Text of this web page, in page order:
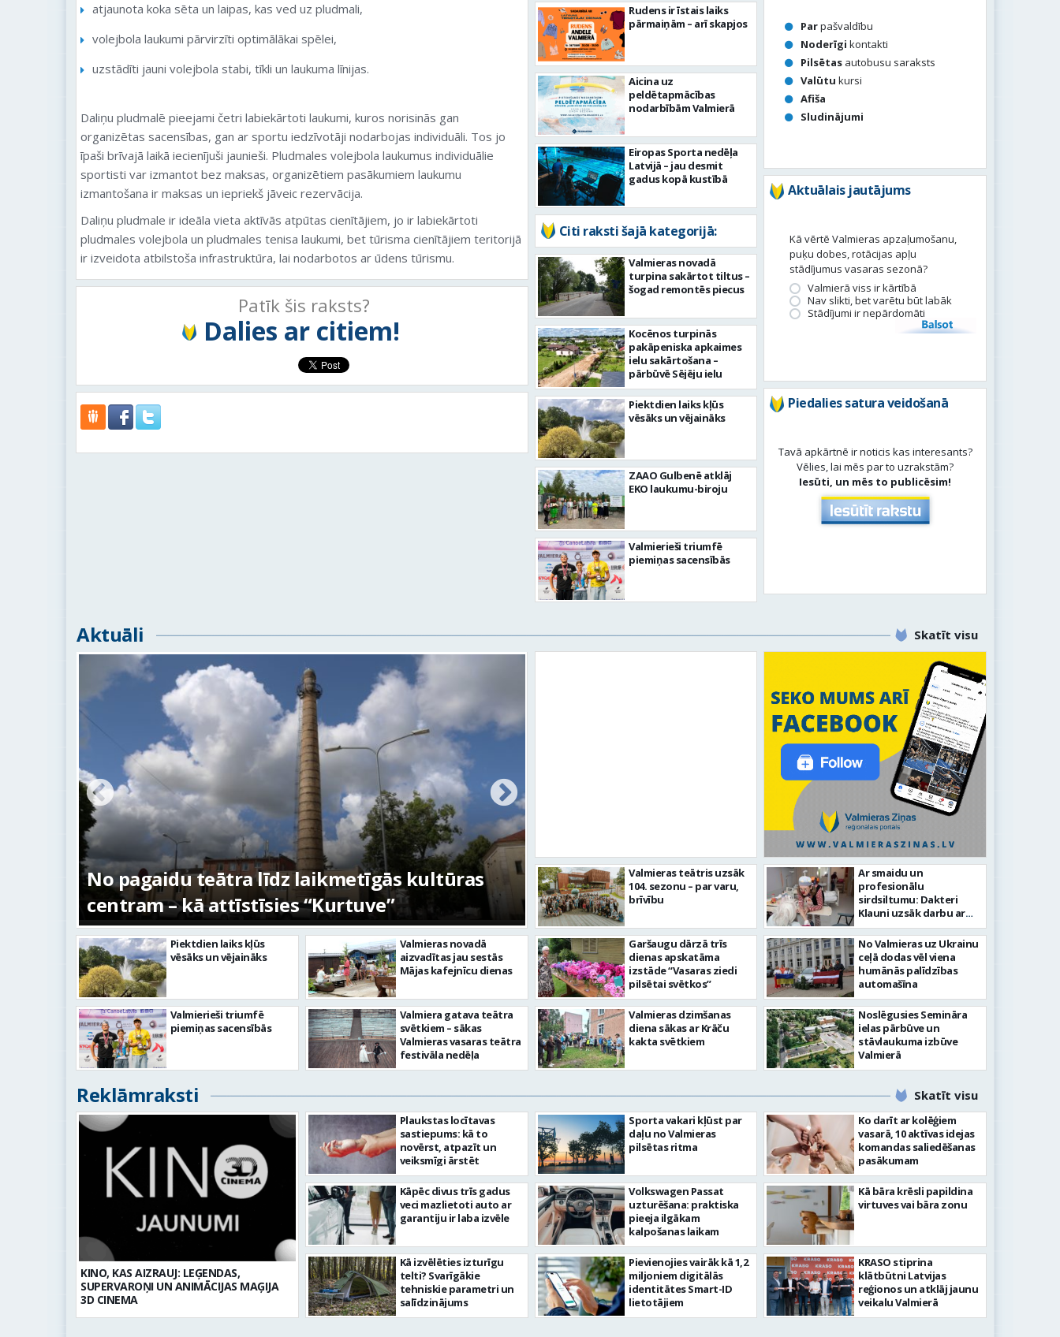
atjaunota koka sēta un laipas, kas ved uz pludmali,
volejbola laukumi pārvirzīti optimālākai spēlei,
uzstādīti jauni volejbola stabi, tīkli un laukuma līnijas.
Daliņu pludmalē pieejami četri labiekārtoti laukumi, kuros norisinās gan
organizētas sacensības, gan ar sportu iedzīvotāji nodarbojas individuāli. Tos jo
īpaši brīvajā laikā iecienījuši jaunieši. Pludmales volejbola laukumus individuālie
sportisti var izmantot bez maksas, organizētiem pasākumiem laukumu
izmantošana ir maksas un iepriekš jāveic rezervācija.
Daliņu pludmale ir ideāla vieta aktīvās atpūtas cienītājiem, jo ir labiekārtoti
pludmales volejbola un pludmales tenisa laukumi, bet tūrisma cienītājiem teritorijā
ir izveidota atbilstoša infrastruktūra, lai nodarbotos ar ūdens tūrismu.
Patīk šis raksts?
Dalies ar citiem!
Rudens ir īstais laiks
pārmaiņām – arī skapjos
Aicina uz
peldētapmācības
nodarbībām Valmierā
Eiropas Sporta nedēļa
Latvijā – jau desmit
gadus kopā kustībā
Citi raksti šajā kategorijā:
Valmieras novadā
turpina sakārtot tiltus –
šogad remontēs piecus
Kocēnos turpinās
pakāpeniska apkaimes
ielu sakārtošana –
pārbūvē Sējēju ielu
Piektdien laiks kļūs
vēsāks un vējaināks
ZAAO Gulbenē atklāj
EKO laukumu-biroju
Valmierieši triumfē
piemiņas sacensībās
Parpašvaldību
Noderīgi kontakti
Pilsētas autobusu saraksts
Valūtu kursi
Afiša
Sludinājumi
Aktuālais jautājums
Kā vērtē Valmieras apzaļumošanu,
puķu dobes, rotācijas apļu
stādījumus vasaras sezonā?
Valmierā viss ir kārtībā
Nav slikti, bet varētu būt labāk
Stādījumi ir nepārdomāti
Balsot
Piedalies satura veidošanā
Tavā apkārtnē ir noticis kas interesants?
Vēlies, lai mēs par to uzrakstām?
Iesūti, un mēs to publicēsim!
Aktuāli Skatīt visu
No pagaidu teātra līdz laikmetīgās kultūras
centram – kā attīstīsies “Kurtuve”
FOTO: Ar daudzveidīgiem notikumiem
aizvadīta Valmieras 743. dzimšanas diena
Piektdien laiks kļūs
vēsāks un vējaināks
Valmierieši triumfē
piemiņas sacensībās
Valmieras novadā
aizvadītas jau sestās
Mājas kafejnīcu dienas
Valmiera gatava teātra
svētkiem – sākas
Valmieras vasaras teātra
festivāla nedēļa
Valmieras teātris uzsāk
104. sezonu – par varu,
brīvību
Garšaugu dārzā trīs
dienas apskatāma
izstāde “Vasaras ziedi
pilsētai svētkos”
Valmieras dzimšanas
diena sākas ar Krāču
kakta svētkiem
Ar smaidu un
profesionālu
sirdsiltumu: Dakteri
Klauni uzsāk darbu ar
senioriem Vidzemes
slimnīcā
No Valmieras uz Ukrainu
ceļā dodas vēl viena
humānās palīdzības
automašīna
Noslēgusies Semināra
ielas pārbūve un
stāvlaukuma izbūve
Valmierā
Reklāmraksti Skatīt visu
KINO, KAS AIZRAUJ: LEĢENDAS,
SUPERVAROŅI UN ANIMĀCIJAS MAĢIJA
3D CINEMA
Plaukstas locītavas
sastiepums: kā to
novērst, atpazīt un
veiksmīgi ārstēt
Kāpēc divus trīs gadus
veci mazlietoti auto ar
garantiju ir laba izvēle
Kā izvēlēties izturīgu
telti? Svarīgākie
tehniskie parametri un
salīdzinājums
Sporta vakari kļūst par
daļu no Valmieras
pilsētas ritma
Volkswagen Passat
uzturēšana: praktiska
pieeja ilgākam
kalpošanas laikam
Pievienojies vairāk kā 1,2
miljoniem digitālās
identitātes Smart-ID
lietotājiem
Ko darīt ar kolēģiem
vasarā, 10 aktīvas idejas
komandas saliedēšanas
pasākumam
Kā bāra krēsli papildina
virtuves vai bāra zonu
KRASO stiprina
klātbūtni Latvijas
reģionos un atklāj jaunu
veikalu Valmierā